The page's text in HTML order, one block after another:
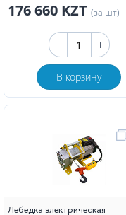
176 660 KZT (за шт)
В корзину
Лебедка электрическая